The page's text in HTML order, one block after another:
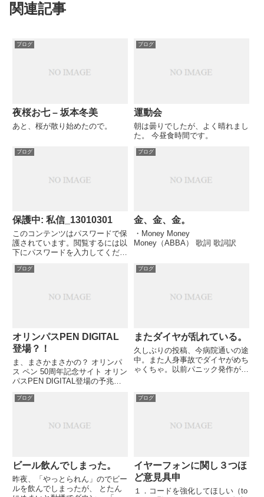
関連記事
ブログ
夜桜お七 – 坂本冬美
あと、桜が散り始めたので。
ブログ
運動会
朝は曇りでしたが、よく晴れまし
た。 今昼食時間です。
ブログ
保護中: 私信_13010301
このコンテンツはパスワードで保
護されています。閲覧するには以
下にパスワードを入力してくださ
ブログ
金、金、金。
・Money Money
Money（ABBA） 歌詞 歌詞訳
ブログ
オリンパスPEN DIGITAL
登場？！
ま、まさかまさかの？ オリンパ
ス ペン 50周年記念サイト オリン
パスPEN DIGITAL登場の予兆に
いもん！ ＯＬＹＭＰＵＳ ＰＥ
規格」 - tak...
ブログ
またダイヤが乱れている。
久しぶりの投稿、今病院通いの途
中。また人身事故でダイヤがめち
ゃくちゃ。以前パニック発作が起
共交通。
ブログ
ビール飲んでしまった。
昨夜、「やっとられん」のでビー
ルを飲んでしまったが、 とたん
ブログ
イヤーフォンに関し３つほ
ど意見具申
１．コードを強化してほしい（to